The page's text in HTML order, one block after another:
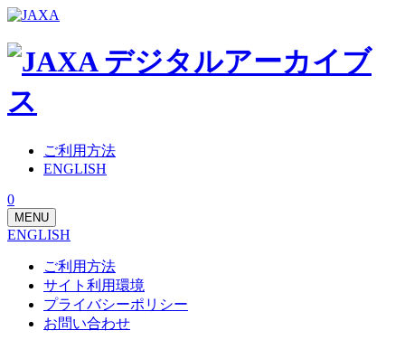
ご利用方法
ENGLISH
0
MENU
ENGLISH
ご利用方法
サイト利用環境
プライバシーポリシー
お問い合わせ